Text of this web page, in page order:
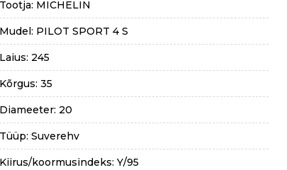
Tootja: MICHELIN
Mudel: PILOT SPORT 4 S
Laius: 245
Kõrgus: 35
Diameeter: 20
Tüüp: Suverehv
Kiirus/koormusindeks: Y/95